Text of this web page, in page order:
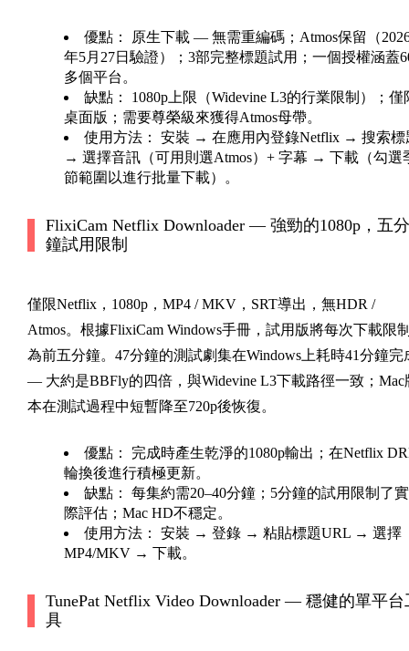
優點：
原生下載 — 無需重編碼；Atmos保留（
年5月27日驗證）；3部完整標題試用；一個授權涵蓋
多個平台。
缺點：
1080p上限（Widevine L3的行業限制）；僅
桌面版；需要尊榮級來獲得Atmos母帶。
使用方法：
安裝 → 在應用內登錄Netflix → 搜索標
→ 選擇音訊（可用則選Atmos）+ 字幕 → 下載（勾選
節範圍以進行批量下載）。
FlixiCam Netflix Downloader — 強勁的1080p，五分
鐘試用限制
僅限Netflix，1080p，MP4 / MKV，SRT導出，無HDR /
Atmos。根據FlixiCam Windows手冊，試用版將每次下載限
為前五分鐘。47分鐘的測試劇集在Windows上耗時41分鐘完
— 大約是BBFly的四倍，與Widevine L3下載路徑一致；Mac
本在測試過程中短暫降至720p後恢復。
優點：
完成時產生乾淨的1080p輸出；在Netflix
輪換後進行積極更新。
缺點：
每集約需20–40分鐘；5分鐘的試用限制了實
際評估；Mac HD不穩定。
使用方法：
安裝 → 登錄 → 粘貼標題URL → 選擇
MP4/MKV → 下載。
TunePat Netflix Video Downloader — 穩健的單平台
具